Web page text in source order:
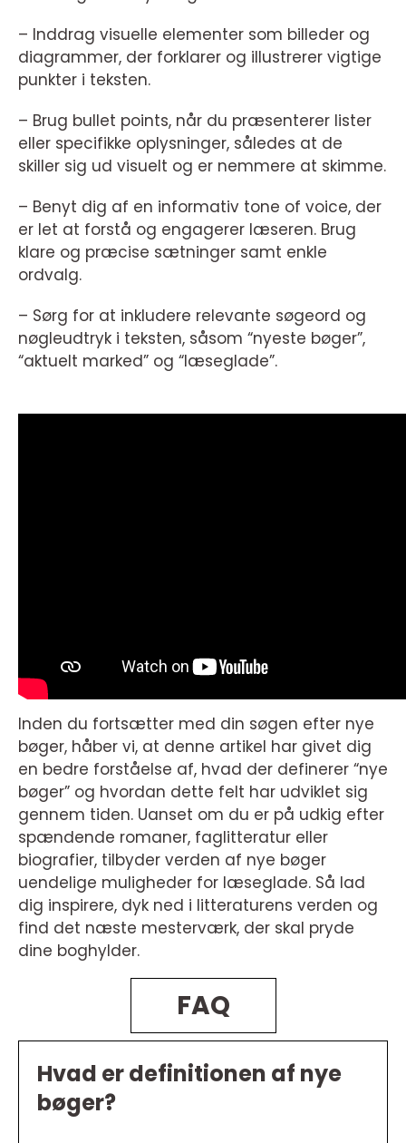
– Inddrag visuelle elementer som billeder og
diagrammer, der forklarer og illustrerer vigtige
punkter i teksten.
– Brug bullet points, når du præsenterer lister
eller specifikke oplysninger, således at de
skiller sig ud visuelt og er nemmere at skimme.
– Benyt dig af en informativ tone of voice, der
er let at forstå og engagerer læseren. Brug
klare og præcise sætninger samt enkle
ordvalg.
– Sørg for at inkludere relevante søgeord og
nøgleudtryk i teksten, såsom “nyeste bøger”,
“aktuelt marked” og “læseglade”.
Inden du fortsætter med din søgen efter nye
bøger, håber vi, at denne artikel har givet dig
en bedre forståelse af, hvad der definerer “nye
bøger” og hvordan dette felt har udviklet sig
gennem tiden. Uanset om du er på udkig efter
spændende romaner, faglitteratur eller
biografier, tilbyder verden af nye bøger
uendelige muligheder for læseglade. Så lad
dig inspirere, dyk ned i litteraturens verden og
find det næste mesterværk, der skal pryde
dine boghylder.
FAQ
Hvad er definitionen af nye
bøger?